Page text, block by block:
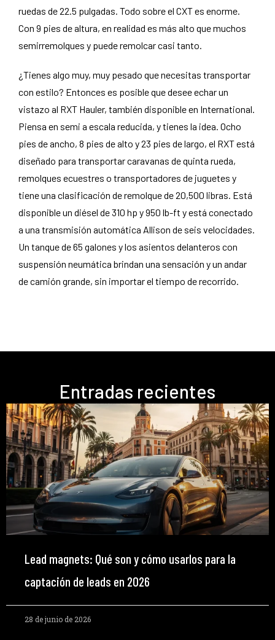
ruedas de 22.5 pulgadas. Todo sobre el CXT es enorme.
Con 9 pies de altura, en realidad es más alto que muchos
semirremolques y puede remolcar casi tanto.
¿Tienes algo muy, muy pesado que necesitas transportar
con estilo? Entonces es posible que desee echar un
vistazo al RXT Hauler, también disponible en International.
Piensa en semi a escala reducida, y tienes la idea. Ocho
pies de ancho, 8 pies de alto y 23 pies de largo, el RXT está
diseñado para transportar caravanas de quinta rueda,
remolques ecuestres o transportadores de juguetes y
tiene una clasificación de remolque de 20,500 libras. Está
disponible un diésel de 310 hp y 950 lb-ft y está conectado
a una transmisión automática Allison de seis velocidades.
Un tanque de 65 galones y los asientos delanteros con
suspensión neumática brindan una sensación y un andar
de camión grande, sin importar el tiempo de recorrido.
Entradas recientes
Lead magnets: Qué son y cómo usarlos para la
captación de leads en 2026
28 de junio de 2026